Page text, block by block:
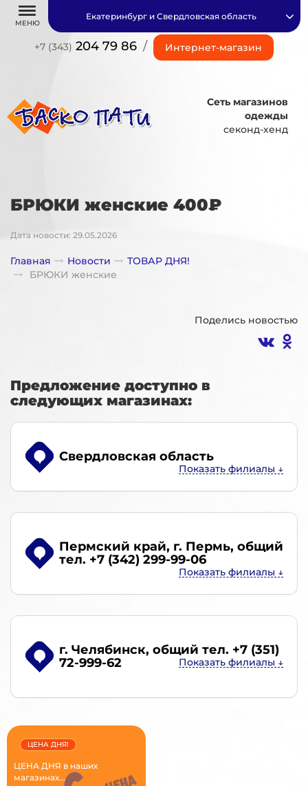
МЕНЮ
+7 (343) 204 79 86 / Интернет-магазин
Екатеринбург и Свердловская область
Сеть магазинов
одежды
секонд-хенд
БРЮКИ женские 400₽
Дата новости: 29.05.2026
Главная Новости
ТОВАР ДНЯ!
БРЮКИ женские
Поделись новостью
Предложение доступно в
следующих магазинах:
Свердловская область
Пермский край, г. Пермь, общий
тел. +7 (342) 299-99-06
г. Челябинск, общий тел. +7 (351)
72-999-62
ЦЕНА ДНЯ в наших
магазинах...
ЦЕНА ДНЯ!